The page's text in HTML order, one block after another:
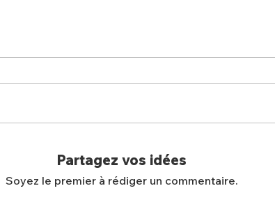
Partagez vos idées
Soyez le premier à rédiger un commentaire.